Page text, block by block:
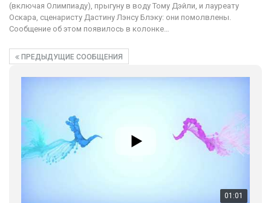
(включая Олимпиаду), прыгуну в воду Тому Дэйли, и лауреату
Оскара, сценаристу Дастину Лэнсу Блэку: они помолвлены.
Сообщение об этом появилось в колонке…
ПРЕДЫДУЩИЕ СООБЩЕНИЯ
01:01